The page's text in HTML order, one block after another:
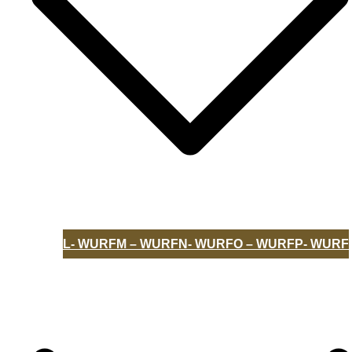
L- WURFM – WURFN- WURFO – WURFP- WURF